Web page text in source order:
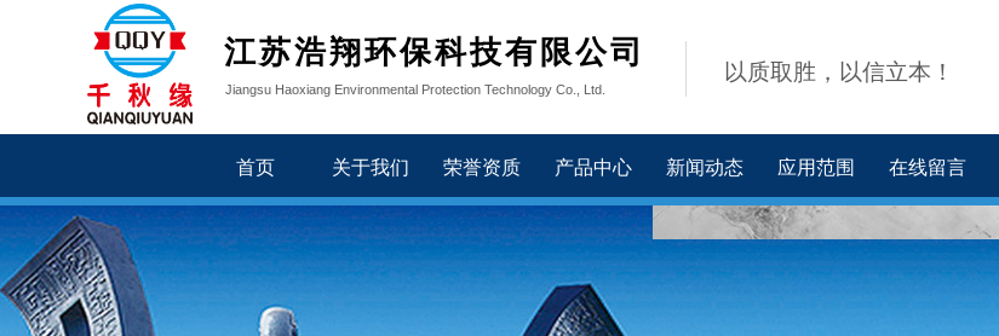
江苏浩翔环保科技有限公司
以质取胜，以信立本！
Jiangsu Haoxiang Environmental Protection Technology Co., Ltd.
首页 关于我们 荣誉资质 产品中心 新闻动态 应用范围 在线留言